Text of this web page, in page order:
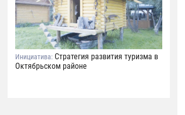
Инициатива: Стратегия развития туризма в
Октябрьском районе